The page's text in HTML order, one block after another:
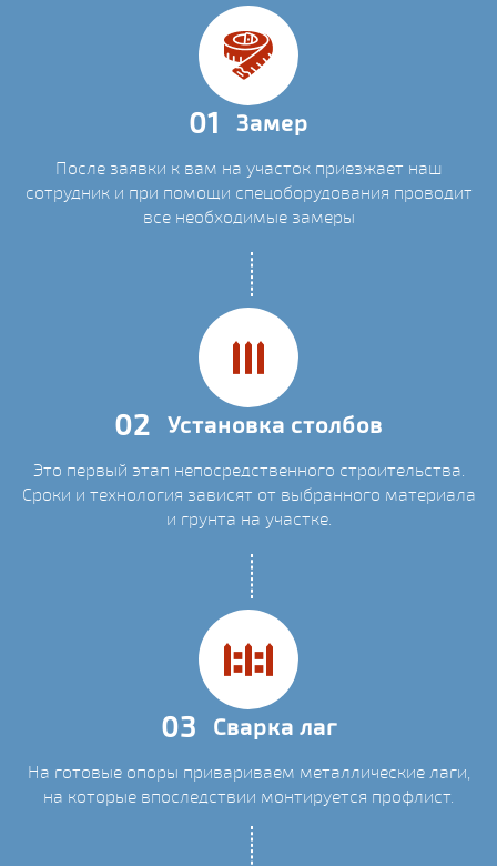
01 Замер
После заявки к вам на участок приезжает наш
сотрудник и при помощи спецоборудования проводит
все необходимые замеры
02 Установка столбов
Это первый этап непосредственного строительства.
Сроки и технология зависят от выбранного материала
и грунта на участке.
03 Сварка лаг
На готовые опоры привариваем металлические лаги,
на которые впоследствии монтируется профлист.